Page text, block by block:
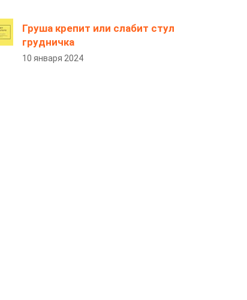
Груша крепит или слабит стул
грудничка
10 января 2024